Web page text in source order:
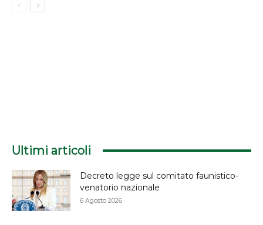
Ultimi articoli
Decreto legge sul comitato faunistico-
venatorio nazionale
6 Agosto 2026